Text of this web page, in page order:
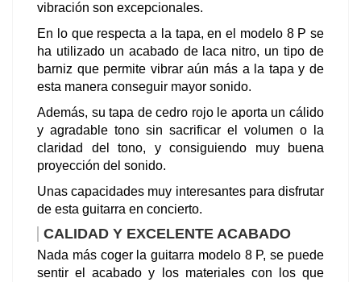
vibración son excepcionales.
En lo que respecta a la tapa, en el modelo 8 P se
ha utilizado un acabado de laca nitro, un tipo de
barniz que permite vibrar aún más a la tapa y de
esta manera conseguir mayor sonido.
Además, su tapa de cedro rojo le aporta un cálido
y agradable tono sin sacrificar el volumen o la
claridad del tono, y consiguiendo muy buena
proyección del sonido.
Unas capacidades muy interesantes para disfrutar
de esta guitarra en concierto.
CALIDAD Y EXCELENTE ACABADO
Nada más coger la guitarra modelo 8 P, se puede
sentir el acabado y los materiales con los que